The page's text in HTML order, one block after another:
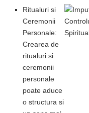
Ritualuri si
Ceremonii
Personale:
Crearea de
ritualuri si
ceremonii
personale
poate aduce
o structura si